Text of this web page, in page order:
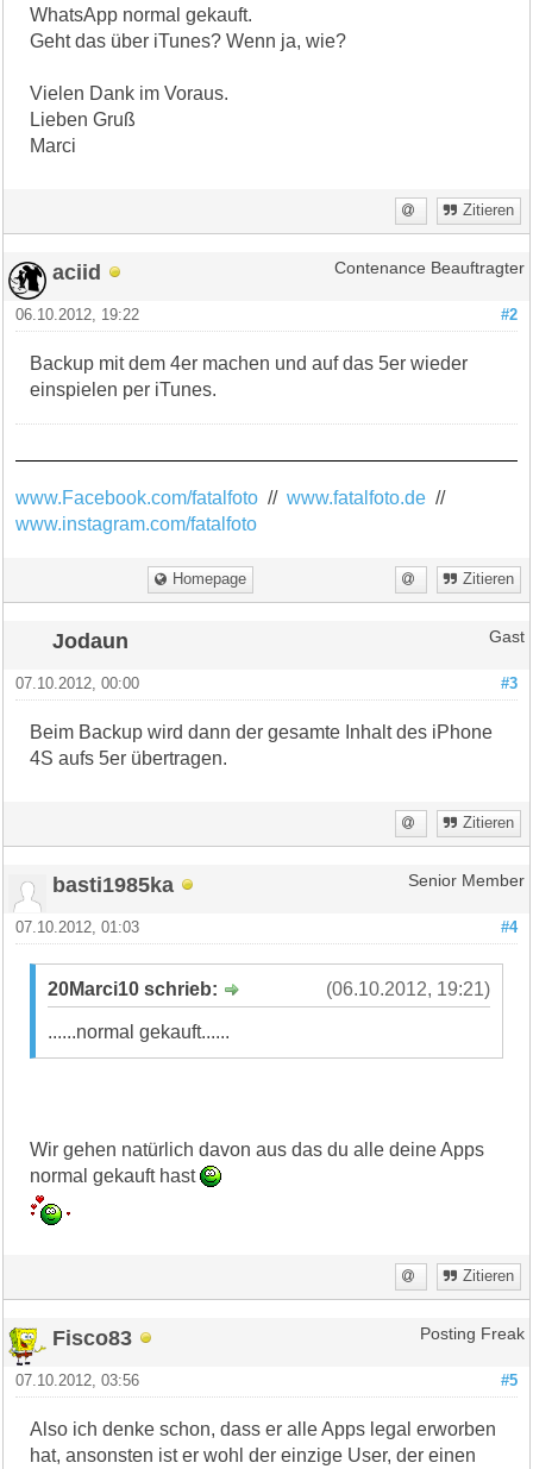
WhatsApp normal gekauft.
Geht das über iTunes? Wenn ja, wie?
Vielen Dank im Voraus.
Lieben Gruß
Marci
Zitieren
aciid Contenance Beauftragter
#2
06.10.2012, 19:22
Backup mit dem 4er machen und auf das 5er wieder
einspielen per iTunes.
www.Facebook.com/fatalfoto //www.fatalfoto.de //
www.instagram.com/fatalfoto
Homepage Zitieren
Jodaun Gast
#3
07.10.2012, 00:00
Beim Backup wird dann der gesamte Inhalt des iPhone
4S aufs 5er übertragen.
Zitieren
basti1985ka Senior Member
#4
07.10.2012, 01:03
(06.10.2012, 19:21)
20Marci10 schrieb:
......normal gekauft......
Wir gehen natürlich davon aus das du alle deine Apps
normal gekauft hast
Zitieren
Fisco83 Posting Freak
#5
07.10.2012, 03:56
Also ich denke schon, dass er alle Apps legal erworben
hat, ansonsten ist er wohl der einzige User, der einen